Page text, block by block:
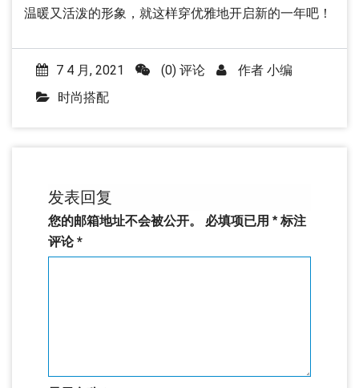
温暖又活泼的形象，就这样穿优雅地开启新的一年吧！
7 4 月, 2021 (0) 评论 作者 小编
时尚搭配
发表回复
您的邮箱地址不会被公开。 必填项已用 * 标注
评论*